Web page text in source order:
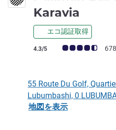
Karavia
エコ認証取得
お客さまの声 (確認済みレビュ
4.3/5
55 Route Du Golf,
Lubumbashi, 0
地図を表示